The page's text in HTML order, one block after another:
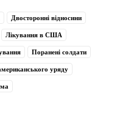
Двосторонні відносини
Лікування в США
Поранені солдати
уряду